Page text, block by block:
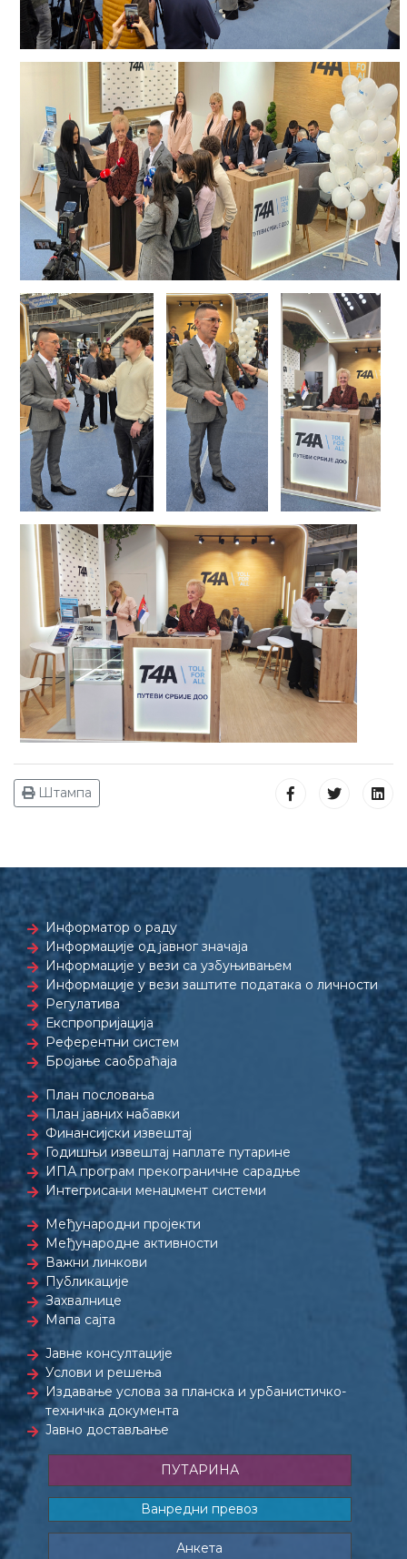
Штампа
Информатор о раду
Информације од јавног значаја
Информације у вези са узбуњивањем
Информације у вези заштите података о личности
Регулатива
Експропријација
Референтни систем
Бројање саобраћаја
План пословања
План јавних набавки
Финансијски извештај
Годишњи извештај наплате путарине
ИПА програм прекограничне сарадње
Интегрисани менаџмент системи
Међународни пројекти
Међународне активности
Важни линкови
Публикације
Захвалнице
Мапа сајта
Јавне консултације
Услови и решења
Издавање услова за планска и урбанистичко-
техничка документа
Јавно достављање
ПУТАРИНА
Ванредни превоз
Анкета